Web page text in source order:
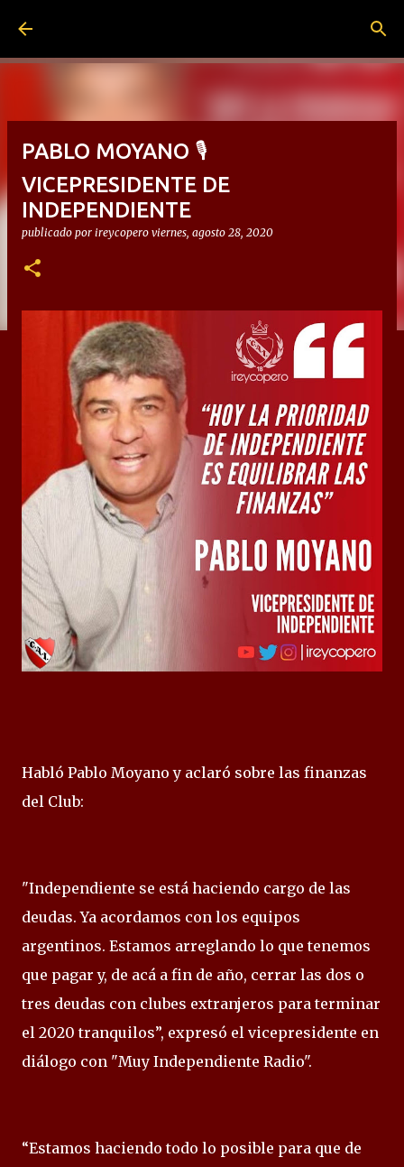
PABLO MOYANO 🎙
VICEPRESIDENTE DE
INDEPENDIENTE
publicado por ireycopero viernes, agosto 28, 2020
Habló Pablo Moyano y aclaró sobre las finanzas
del Club:
"Independiente se está haciendo cargo de las
deudas. Ya acordamos con los equipos
argentinos. Estamos arreglando lo que tenemos
que pagar y, de acá a fin de año, cerrar las dos o
tres deudas con clubes extranjeros para terminar
el 2020 tranquilos”, expresó el vicepresidente en
diálogo con "Muy Independiente Radio".
“Estamos haciendo todo lo posible para que de